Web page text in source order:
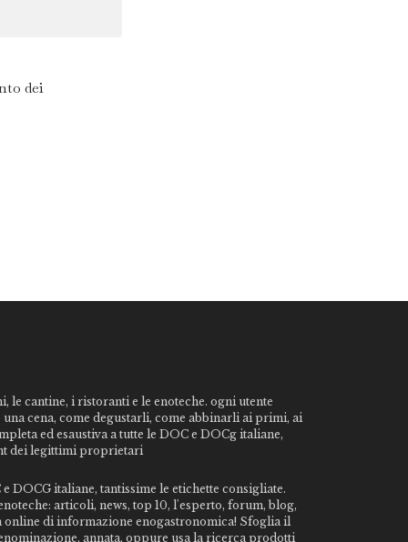
dei
cantine, i ristoranti e le enoteche. ogni utente
cena, come degustarli, come abbinarli ai primi, ai
ed esaustiva a tutte le DOC e DOCg italiane,
dei legittimi proprietari
DOCG italiane, tantissime le etichette consigliate.
articoli, news, top 10, l'esperto, forum, blog,
online di informazione enogastronomica! Sfoglia il
annata, oppure usa la ricerca prodotti